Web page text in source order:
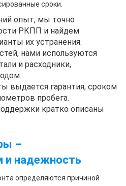
сроки.
опыт, мы точно
РКПП и найдем
их устранения.
нами используются
и расходники,
выдается гарантия, сроком
пробега.
кратко описаны
–
и надежность
определяются причиной